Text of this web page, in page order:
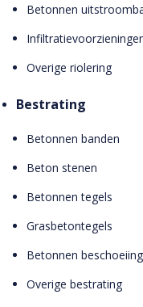
Betonnen
Overige riolering
Bestrating
Betonnen banden
Beton stenen
Betonnen tegels
Grasbetontegels
Betonnen
Overige bestrating